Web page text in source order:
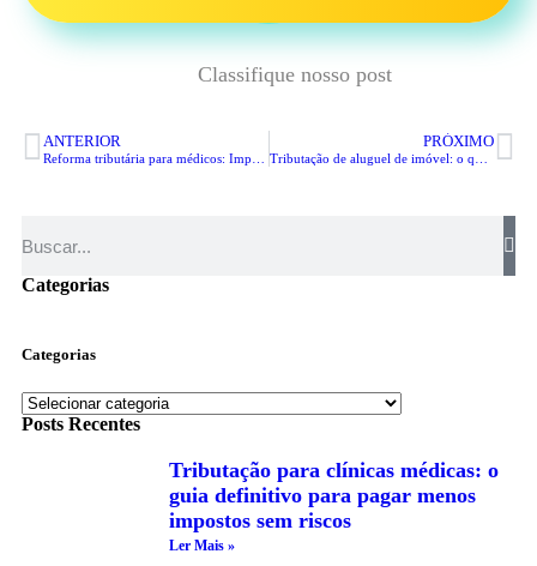
Classifique nosso post
ANTERIOR PRÓXIMO
Categorias
Categorias
Posts Recentes
Tributação para clínicas médicas: o
guia definitivo para pagar menos
impostos sem riscos
Ler Mais »